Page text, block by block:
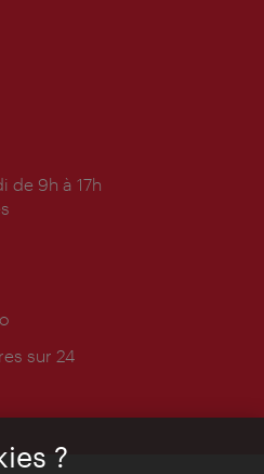
de 9h à 17h
sur 24
?